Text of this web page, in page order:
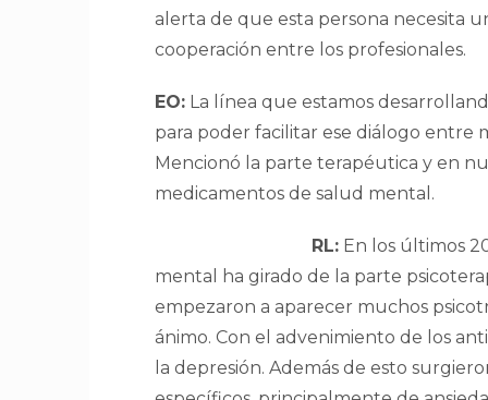
alerta de que esta persona necesita
cooperación entre los profesionales.
EO: La línea que estamos
para poder facilitar ese diálogo entre
Mencionó la parte terapéutica y en
medicamentos de salud mental.
RL: En los últimos
mental ha girado de la parte
empezaron a aparecer muchos
ánimo. Con el advenimiento de los
la depresión. Además de esto